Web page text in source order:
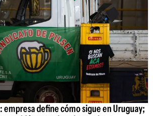
empresa define cómo sigue en Uruguay;